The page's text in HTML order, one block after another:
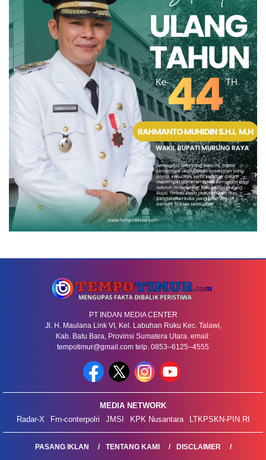
PT INDAN MEDIA CENTER
Jl. H. Maulana Link VI, Kel. Labuhan Ruku Kec. Talawi,
Kab. Batu Bara, Provinsi Sumatera Utara. email:
tempotimur@gmail.com telp. 0853–6125–4555
MEDIA NETWORK
Radar-X
Frn-conterpolri JMSI KPK Nusantara LTKPSKN-PIN RI
PASANG IKLAN TENTANG KAMI
DISCLAIMER